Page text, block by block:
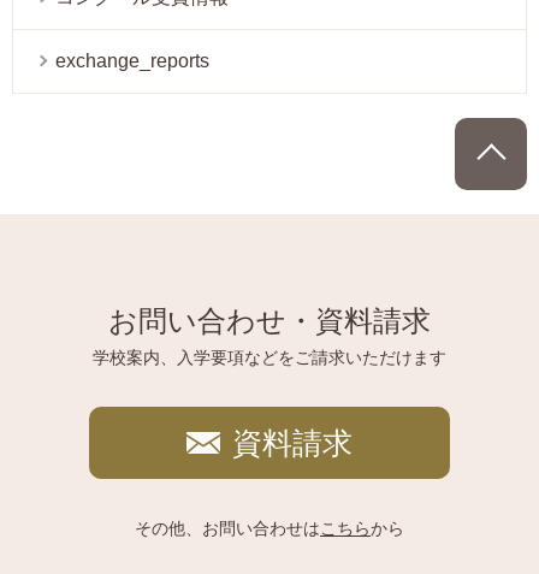
exchange_reports
お問い合わせ・資料請求
学校案内、入学要項などをご請求いただけます
資料請求
その他、お問い合わせはこちらから